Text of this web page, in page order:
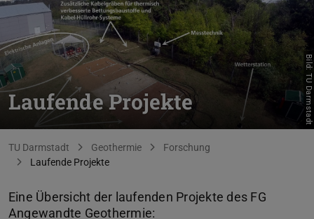
Laufende Projekte Bild: TU Darmstadt
Sie befinden sich hier:
TU Darmstadt Geothermie
Forschung
Laufende Projekte
Eine Übersicht der laufenden Projekte des FG
Angewandte Geothermie: